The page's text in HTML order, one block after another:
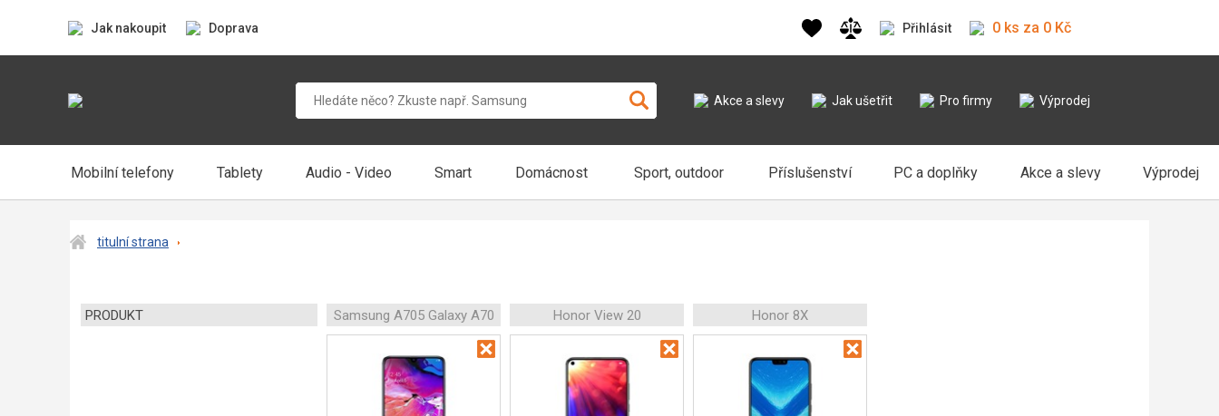
Jak nakoupit Doprava Přihlásit 0 ks za 0 Kč
Akce a slevy Jak ušetřit Pro firmy Výprodej
Mobilní telefony Tablety Audio - Video Smart Domácnost Sport, outdoor Příslušenství PC a doplňky Akce a slevy Výprodej
titulní strana
PRODUKT Samsung A705 Galaxy A70 Honor View 20 Honor 8X